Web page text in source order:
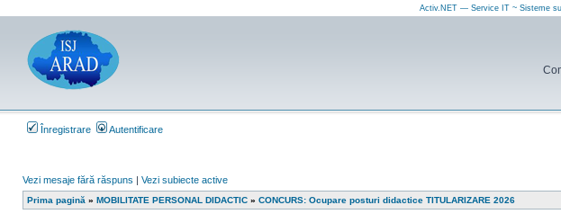
Activ.NET — Service IT ~ Sisteme
Înregistrare Autentificare
Vezi mesaje fără răspuns | Vezi subiecte active
Prima pagină » MOBILITATE PERSONAL DIDACTIC » CONCURS: Ocupare posturi didactice TITULARIZARE 2026